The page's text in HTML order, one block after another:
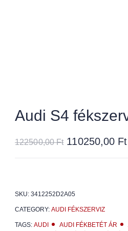
Audi S4
122500,00Ft 110250,00 Ft
SKU: 3412252D2A05
CATEGORY: AUDI FÉKSZERVIZ
TAGS: AUDI AUDI FÉKBETÉT ÁR